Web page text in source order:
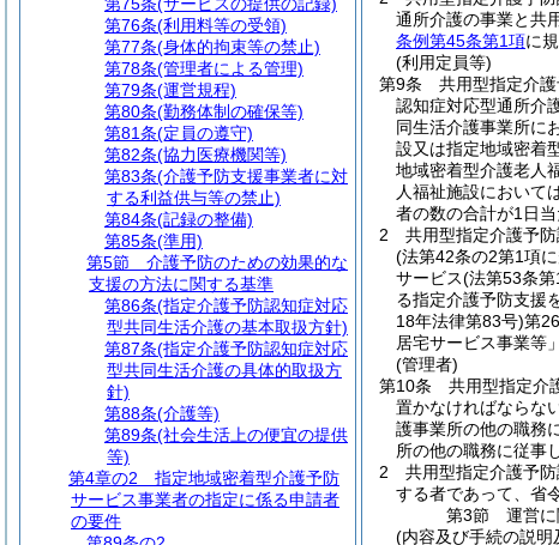
通所介護の事業と共
条例第45条第1項に
(利用定員等)
第9条
共用型指定介
認知症対応型通所介
同生活介護事業所に
設又は指定地域密着
地域密着型介護老人
人福祉施設において
者の数の合計が1日
2
共用型指定介護予
(法第42条の2第1項
サービス(法第53条
る指定介護予防支援
18年法律第83号)第
居宅サービス事業等
(管理者)
第10条
共用型指定介
置かなければならない
護事業所の他の職務
所の他の職務に従事
2
共用型指定介護予
する者であって、省
第3節
運営
(内容及び手続の説明
第76条(利用料等の受領)
第77条(身体的拘束等の禁止)
第78条(管理者による管理)
第79条(運営規程)
第80条(勤務体制の確保等)
第81条(定員の遵守)
第82条(協力医療機関等)
第83条(介護予防支援事業者に対
する利益供与等の禁止)
第84条(記録の整備)
第85条(準用)
第5節
介護予防のための効果的な
支援の方法に関する基準
第86条(指定介護予防認知症対応
型共同生活介護の基本取扱方針)
第87条(指定介護予防認知症対応
型共同生活介護の具体的取扱方
針)
第88条(介護等)
第89条(社会生活上の便宜の提供
等)
第4章の2
指定地域密着型介護予防
サービス事業者の指定に係る申請者
の要件